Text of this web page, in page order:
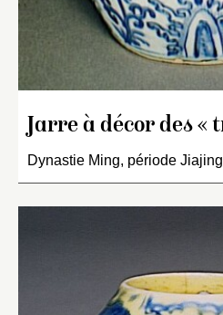
Jarre à décor des «
Dynastie Ming, période Jiajing